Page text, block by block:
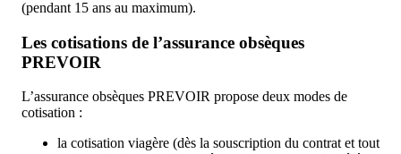
(pendant 15 ans au maximum).
Les cotisations de l’assurance obsèques
PREVOIR
L’assurance obsèques PREVOIR propose deux modes de
cotisation :
la cotisation viagère (dès la souscription du contrat et tout